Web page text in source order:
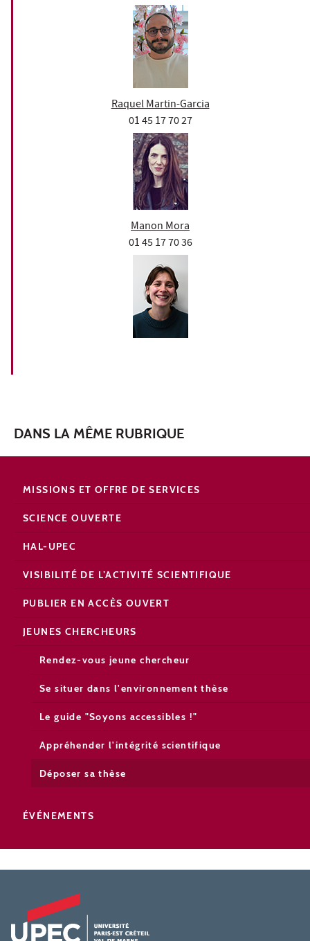
Raquel Martin-Garcia
01 45 17 70 27
Manon Mora
01 45 17 70 36
DANS LA MÊME RUBRIQUE
MISSIONS ET OFFRE DE SERVICES
SCIENCE OUVERTE
HAL-UPEC
VISIBILITÉ DE L’ACTIVITÉ SCIENTIFIQUE
PUBLIER EN ACCÈS OUVERT
JEUNES CHERCHEURS
Rendez-vous jeune chercheur
Se situer dans l'environnement thèse
Le guide "Soyons accessibles !"
Appréhender l'intégrité scientifique
Déposer sa thèse
ÉVÉNEMENTS